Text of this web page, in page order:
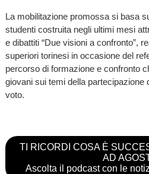
La mobilitazione promossa si basa
studenti costruita negli ultimi mesi
e dibattiti “Due visioni a confronto”,
superiori torinesi in occasione del
percorso di formazione e confronto
giovani sui temi della partecipazione
voto.
TI RICORDI COSA È
AD
Ascolta il podcast con le